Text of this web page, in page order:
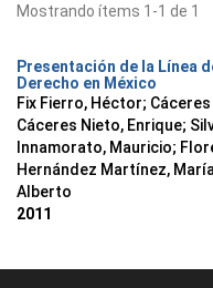
Mostrando ítems 1-1 de 1
Presentación de la Línea
Derecho en México
Fix Fierro, Héctor;
Cáceres Nieto, Enrique;
Innamorato, Mauricio;
Hernández Martínez,
Alberto
2011